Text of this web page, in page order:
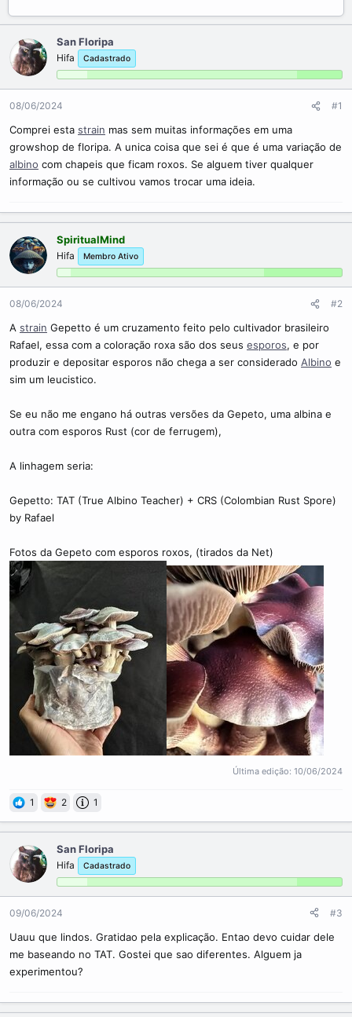
i
d
o
r
d
o
ó
p
i
t
d
e
i
n
i
o
San Floripa
Hifa Cadastrado
08/06/2024 #1
Comprei esta strain mas sem muitas informações em uma
growshop de floripa. A unica coisa que sei é que é uma variação de
albino com chapeis que ficam roxos. Se alguem tiver qualquer
informação ou se cultivou vamos trocar uma ideia.
SpiritualMind
Hifa Membro Ativo
08/06/2024 #2
A strain Gepetto é um cruzamento feito pelo cultivador brasileiro
Rafael, essa com a coloração roxa são dos seus esporos, e por
produzir e depositar esporos não chega a ser considerado Albino e
sim um leucistico.
Se eu não me engano há outras versões da Gepeto, uma albina e
outra com esporos Rust (cor de ferrugem),
A linhagem seria:
Gepetto: TAT (True Albino Teacher) + CRS (Colombian Rust Spore)
by Rafael
Fotos da Gepeto com esporos roxos, (tirados da Net)
Última edição: 10/06/2024
1 2 1
San Floripa
Hifa Cadastrado
09/06/2024 #3
Uauu que lindos. Gratidao pela explicação. Entao devo cuidar dele
me baseando no TAT. Gostei que sao diferentes. Alguem ja
experimentou?